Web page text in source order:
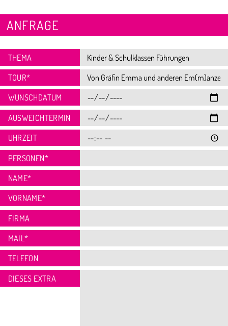
ANFRAGE
THEMA
TOUR*
WUNSCHDATUM
AUSWEICHTERMIN
UHRZEIT
PERSONEN*
NAME*
VORNAME*
FIRMA
MAIL*
TELEFON
DIESES EXTRA